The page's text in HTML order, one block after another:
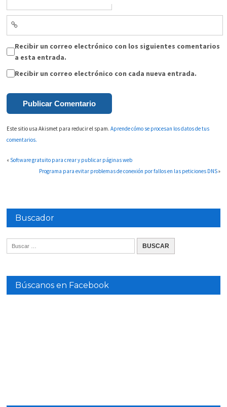
Recibir un correo electrónico con los siguientes comentarios
a esta entrada.
Recibir un correo electrónico con cada nueva entrada.
Este sitio usa Akismet para reducir el spam.Aprende cómo se procesan los datos de tus
comentarios.
« Software gratuito para crear y publicar páginas web
Programa para evitar problemas de conexión por fallos en las peticiones DNS»
Buscador
Búscanos en Facebook